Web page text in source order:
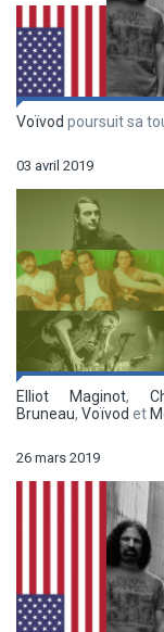
Voïvod poursuit sa
03 avril 2019
Elliot Maginot,
Bruneau, Voïvod et
26 mars 2019